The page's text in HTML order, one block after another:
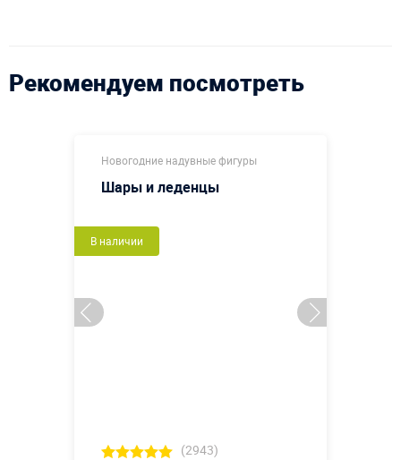
Рекомендуем посмотреть
Новогодние надувные фигуры
Шары и леденцы
В наличии
(2943)